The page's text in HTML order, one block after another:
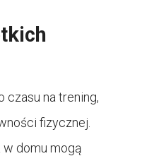
czasu na trening,
fizycznej.
w domu mogą